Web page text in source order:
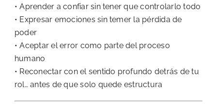
• Aprender a confiar sin tener que controlarlo todo
• Expresar emociones sin temer la pérdida de
poder
• Aceptar el error como parte del proceso
humano
• Reconectar con el sentido profundo detrás de tu
rol… antes de que solo quede estructura